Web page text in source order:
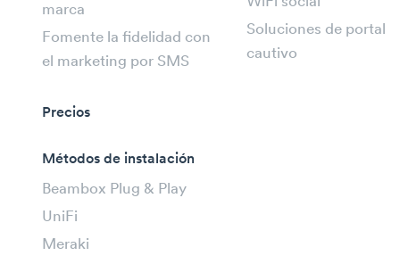
marca
Fomente la fidelidad con
el marketing por SMS
Precios
Métodos de instalación
Beambox Plug & Play
UniFi
Meraki
Soluciones de portal
cautivo